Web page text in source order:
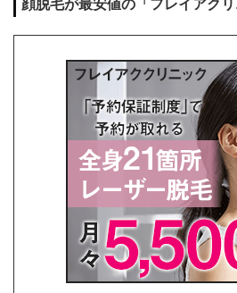
顔脱毛が最安値の「フレイアクリ